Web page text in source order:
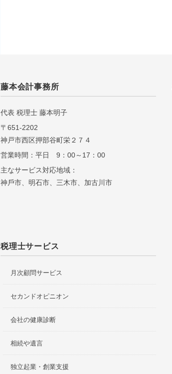
藤本会計事務所
代表 税理⼠ 藤本明⼦
〒651-2202
神戸市西区押部谷町栄２７４
営業時間：平日 9：00～17：00
主なサービス対応地域：
神⼾市、明⽯市、三⽊市、加古川市
税理士サービス
月次顧問サービス
セカンドオピニオン
会社の健康診断
相続や遺言
独立起業・創業支援